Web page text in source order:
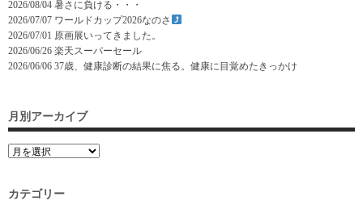
2026/08/04 暑さに負ける・・・
2026/07/07 ワールドカップ2026なのさ
2026/07/01 原画展いってきました。
2026/06/26 楽天スーパーセール
2026/06/06 37歳、健康診断の結果に焦る。健康に目覚めたきっかけ
月別アーカイブ
カテゴリー